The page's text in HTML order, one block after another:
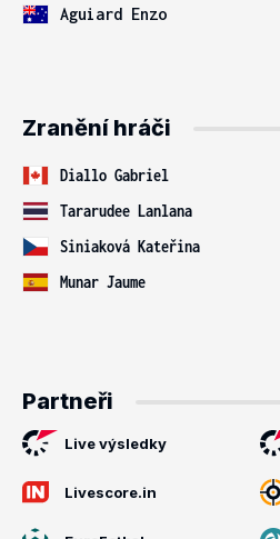
Aguiard Enzo
Zranění hráči
Diallo Gabriel
Tararudee Lanlana
Siniaková Kateřina
Munar Jaume
Partneři
Live výsledky
Livescore.in